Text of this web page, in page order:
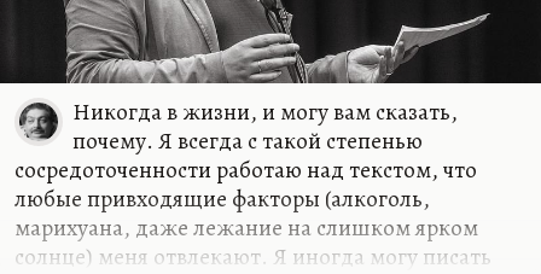
Никогда в жизни, и могу вам сказать,
почему. Я всегда с такой степенью
сосредоточенности работаю над текстом, что
любые привходящие факторы (алкоголь,
марихуана, даже лежание на слишком ярком
солнце) меня отвлекают. Я иногда могу писать